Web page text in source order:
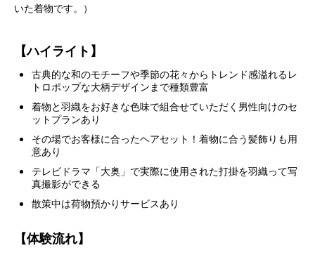
いた着物です。）
【ハイライト】
古典的な和のモチーフや季節の花々からトレンド感溢れるレ
トロポップな大柄デザインまで種類豊富
着物と羽織をお好きな色味で組合せていただく男性向けのセ
ットプランあり
その場でお客様に合ったヘアセット！着物に合う髪飾りも用
意あり
テレビドラマ「大奥」で実際に使用された打掛を羽織って写
真撮影ができる
散策中は荷物預かりサービスあり
【体験流れ】